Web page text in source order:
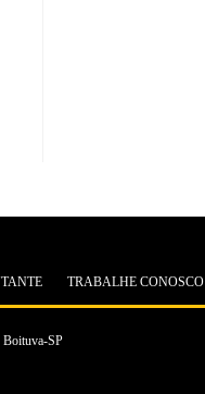
TRABALHE CONOSCO
Boituva-SP